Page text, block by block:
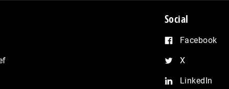
Social
Facebook
X
LinkedIn